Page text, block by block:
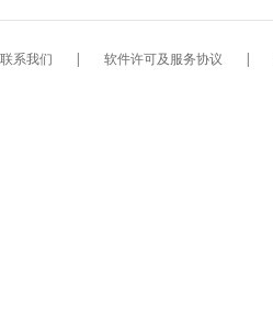
联系我们 | 软件许可及服务协议 |